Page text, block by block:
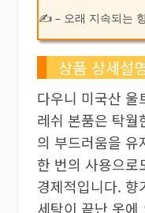
✍ – 오래 지속되는
상품 상세설
다우니 미국산 울
레쉬 본품은 탁월
의 부드러움을
한 번의 사용으로
경제적입니다. 향
세탁이 끝난 옷에